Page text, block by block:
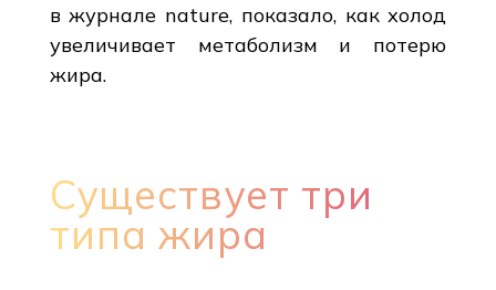
в журнале nature, показало, как холод
увеличивает метаболизм и потерю
жира.
Существует три
типа жира